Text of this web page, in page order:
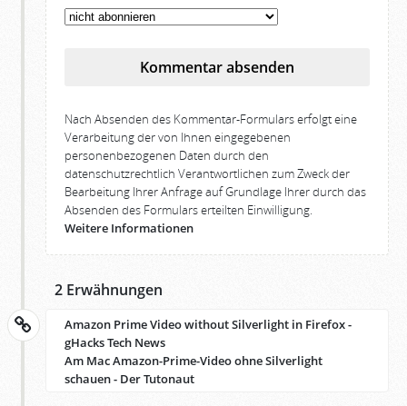
Kommentar absenden
Nach Absenden des Kommentar-Formulars erfolgt eine
Verarbeitung der von Ihnen eingegebenen
personenbezogenen Daten durch den
datenschutzrechtlich Verantwortlichen zum Zweck der
Bearbeitung Ihrer Anfrage auf Grundlage Ihrer durch das
Absenden des Formulars erteilten Einwilligung.
Weitere Informationen
2 Erwähnungen
Amazon Prime Video without Silverlight in Firefox -
gHacks Tech News
Am Mac Amazon-Prime-Video ohne Silverlight
schauen - Der Tutonaut